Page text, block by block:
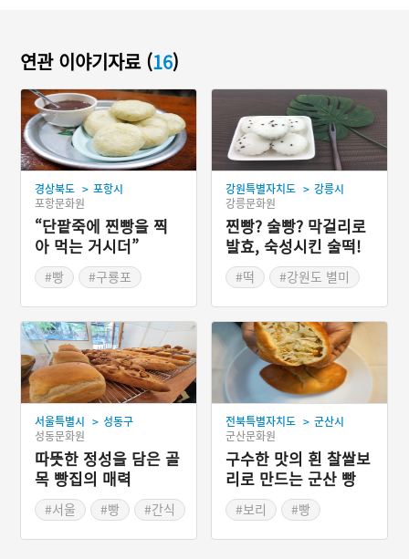
연관 이야기자료 (16)
경상북도 > 포항시
포항문화원
“단팥죽에 찐빵을 찍
아 먹는 거시더”
#빵
#구룡포
강원특별자치도 > 강릉시
강릉문화원
찐빵? 술빵? 막걸리로
발효, 숙성시킨 술떡!
방울증편
#떡
#강원도 별미
#강릉음식
서울특별시 > 성동구
성동문화원
따뜻한 정성을 담은 골
목 빵집의 매력
#서울 #빵 #간식
전북특별자치도 > 군산시
군산문화원
구수한 맛의 흰 찰쌀보
리로 만드는 군산 빵
맛집
#보리
#빵